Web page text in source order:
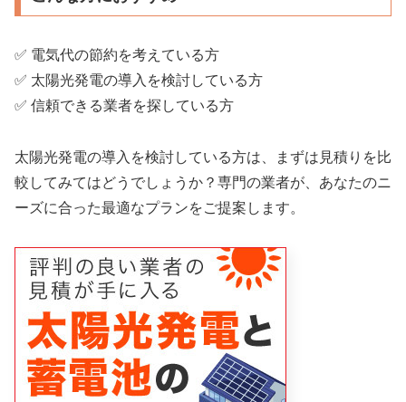
✅ 電気代の節約を考えている方
✅ 太陽光発電の導入を検討している方
✅ 信頼できる業者を探している方
太陽光発電の導入を検討している方は、まずは見積りを比
較してみてはどうでしょうか？専門の業者が、あなたのニ
ーズに合った最適なプランをご提案します。